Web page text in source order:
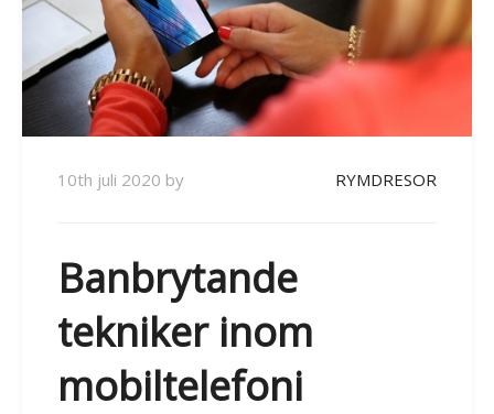
10th juli 2020 by RYMDRESOR
Banbrytande
tekniker inom
mobiltelefoni